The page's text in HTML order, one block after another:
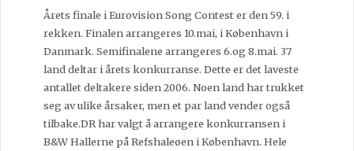
Årets finale i Eurovision Song Contest er den 59. i
rekken. Finalen arrangeres 10.mai, i København i
Danmark. Semifinalene arrangeres 6.og 8.mai. 37
land deltar i årets konkurranse. Dette er det laveste
antallet deltakere siden 2006. Noen land har trukket
seg av ulike årsaker, men et par land vender også
tilbake.DR har valgt å arrangere konkurransen i
B&W Hallerne på Refshaleøen i København. Hele